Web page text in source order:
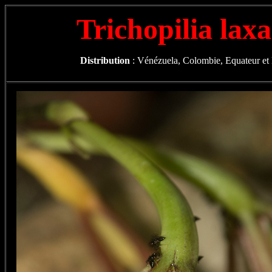
Trichopilia
Distribution : Vénézuela, Colombie, Equateur